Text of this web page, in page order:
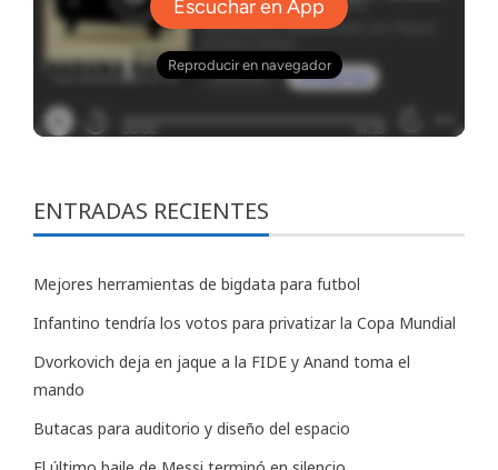
ENTRADAS RECIENTES
Mejores herramientas de bigdata para futbol
Infantino tendría los votos para privatizar la Copa Mundial
Dvorkovich deja en jaque a la FIDE y Anand toma el
mando
Butacas para auditorio y diseño del espacio